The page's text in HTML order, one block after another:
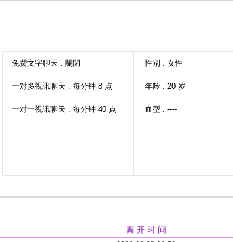
免费文字聊天 : 關閉
一对多视讯聊天 : 每分钟 8 点
一对一视讯聊天 : 每分钟 40 点
性别 : 女性
年龄 : 20 岁
血型 : ----
离 开 时 间